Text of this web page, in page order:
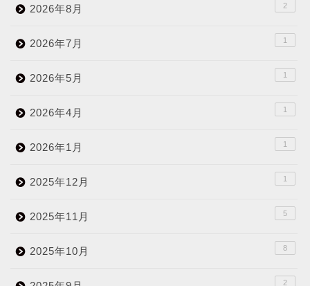
2026年8月 2
2026年7月 1
2026年5月 1
2026年4月 1
2026年1月 1
2025年12月 1
2025年11月 5
2025年10月 8
2